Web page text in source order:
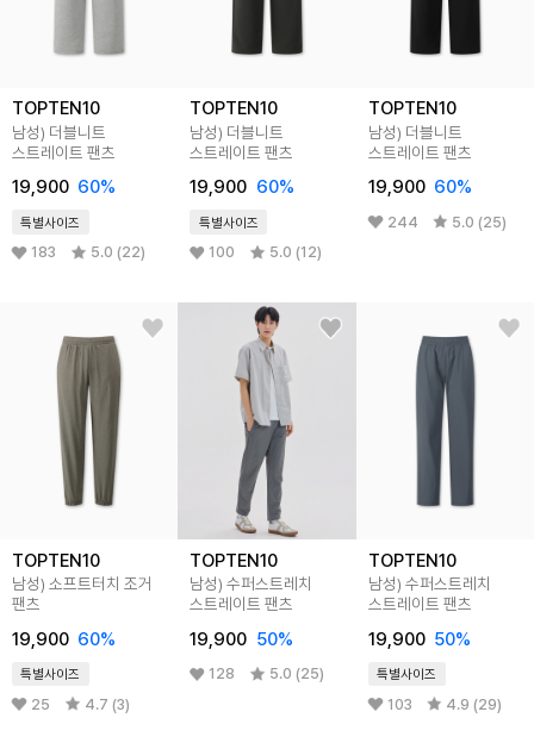
TOPTEN10
남성) 더블니트
스트레이트 팬츠
19,900 60%
특별사이즈
183 5.0 (22)
TOPTEN10
남성) 더블니트
스트레이트 팬츠
19,900 60%
특별사이즈
100 5.0 (12)
TOPTEN10
남성) 더블니트
스트레이트 팬츠
19,900 60%
244 5.0 (25)
TOPTEN10
남성) 소프트터치 조거
팬츠
19,900 60%
특별사이즈
25 4.7 (3)
TOPTEN10
남성) 수퍼스트레치
스트레이트 팬츠
19,900 50%
128 5.0 (25)
TOPTEN10
남성) 수퍼스트레치
스트레이트 팬츠
19,900 50%
특별사이즈
103 4.9 (29)